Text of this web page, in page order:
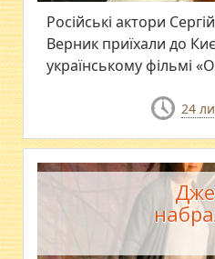
Російські актори
Верник приїхали до
українському фільмі
24